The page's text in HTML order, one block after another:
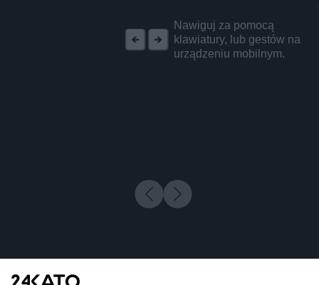
Nawiguj za pomocą
klawiatury, lub gestów na
urządzeniu mobilnym.